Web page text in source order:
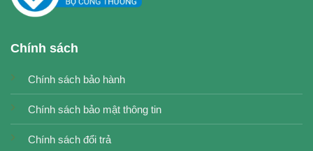
Chính sách
Chính sách bảo hành
Chính sách bảo mật thông tin
Chính sách đổi trả